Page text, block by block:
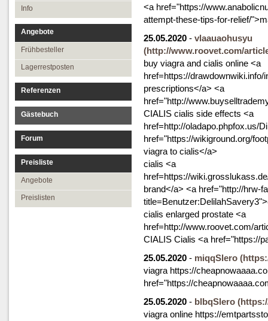
Info
Angebote
Frühbesteller
Lagerrestposten
Referenzen
Gästebuch
Forum
Preisliste
Angebote
Preislisten
<a href="https://
attempt-these-tips-for-relief/
25.05.2020 - vlaauaohusyu
(http://www.roovet.com/
buy viagra and cialis online <a
href=https://
prescriptions</a> <a
href="http://
CIALIS cialis side effects <a
href=http://oladapo.phpfox.us/
href="https://wikiground.org/
viagra to cialis</a>
cialis <a
href=https://
brand</a> <a href="http://hrw-
cialis enlarged prostate <a
href=http://www.roovet.com/
CIALIS Cialis <a href="https://
25.05.2020 - miqqSlero
viagra https://
href="https://
25.05.2020 - blbqSlero
viagra online https://